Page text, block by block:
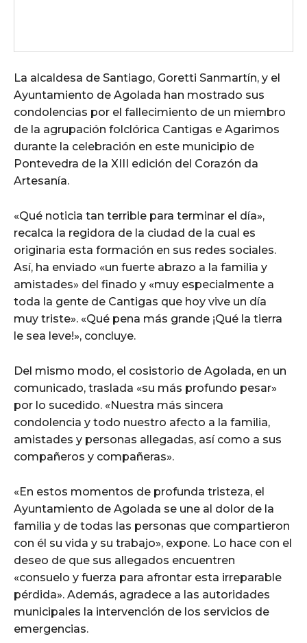
La alcaldesa de Santiago, Goretti Sanmartín, y el
Ayuntamiento de Agolada han mostrado sus
condolencias por el fallecimiento de un miembro
de la agrupación folclórica Cantigas e Agarimos
durante la celebración en este municipio de
Pontevedra de la XIII edición del Corazón da
Artesanía.
«Qué noticia tan terrible para terminar el día»,
recalca la regidora de la ciudad de la cual es
originaria esta formación en sus redes sociales.
Así, ha enviado «un fuerte abrazo a la familia y
amistades» del finado y «muy especialmente a
toda la gente de Cantigas que hoy vive un día
muy triste». «Qué pena más grande ¡Qué la tierra
le sea leve!», concluye.
Del mismo modo, el cosistorio de Agolada, en un
comunicado, traslada «su más profundo pesar»
por lo sucedido. «Nuestra más sincera
condolencia y todo nuestro afecto a la familia,
amistades y personas allegadas, así como a sus
compañeros y compañeras».
«En estos momentos de profunda tristeza, el
Ayuntamiento de Agolada se une al dolor de la
familia y de todas las personas que compartieron
con él su vida y su trabajo», expone. Lo hace con el
deseo de que sus allegados encuentren
«consuelo y fuerza para afrontar esta irreparable
pérdida». Además, agradece a las autoridades
municipales la intervención de los servicios de
emergencias.